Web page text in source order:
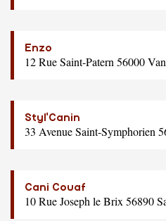
Enzo
12 Rue Saint-Patern 56000
Styl'Canin
33 Avenue Saint-Symphorien
Cani Couaf
10 Rue Joseph le Brix 56890